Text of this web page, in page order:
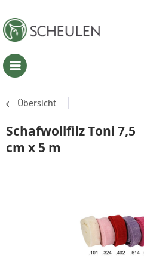
Menü
Übersicht
Schafwollfilz Toni 7,5
cm x 5 m